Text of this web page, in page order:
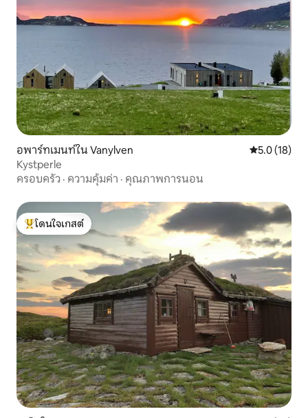
อพาร์ทเมนท์ใน Vanylven คะแนนเฉลี่ย
5.0 (18)
Kystperle
ครอบครัว · ความคุ้มค่า · คุณภาพการนอน
โดนใจเกสต์ที่สุด
โดนใจเกสต์